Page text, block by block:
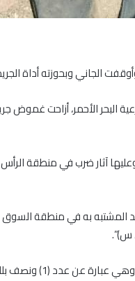
الجاني وبحوزته أداة
البحر الأحمر، أزاحت غموض
آثار ضرب في منطقة
به في منطقة السوق
س)”.
وأتمّ” بالتحرّي الميداني معه اعترف بارتكاب